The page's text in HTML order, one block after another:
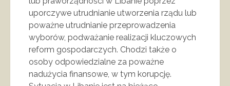
uporczywe utrudnianie utworzenia rządu lub
poważne utrudnianie przeprowadzenia
wyborów, podważanie realizacji kluczowych
reform gospodarczych. Chodzi także o
osoby odpowiedzialne za poważne
nadużycia finansowe, w tym korupcję.